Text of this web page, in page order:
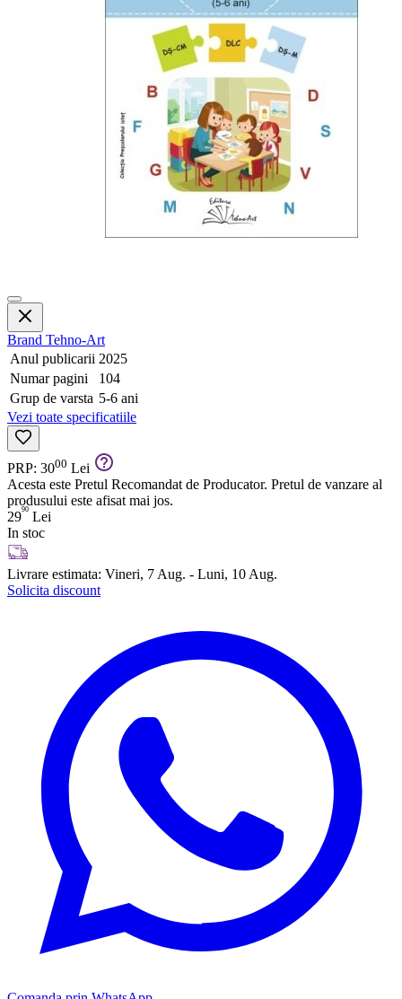
Brand Tehno-Art
Anul publicarii 2025
Numar pagini
104
Grup de varsta 5-6 ani
Vezi toate specificatiile
PRP: 3000 Lei
Acesta este Pretul Recomandat de Producator. Pretul de vanzare al
produsului este afisat mai jos.
2990 Lei
In stoc
Livrare estimata: Vineri, 7 Aug. - Luni, 10 Aug.
Solicita discount